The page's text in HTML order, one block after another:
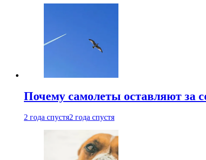
Почему самолеты оставляют за
2 года спустя2 года спустя